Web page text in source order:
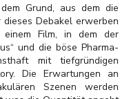
Grund, aus dem die
Debakel erwerben
Film, in dem der
und die böse Pharma-
mit tiefgründigen
Die Erwartungen an
Szenen werden